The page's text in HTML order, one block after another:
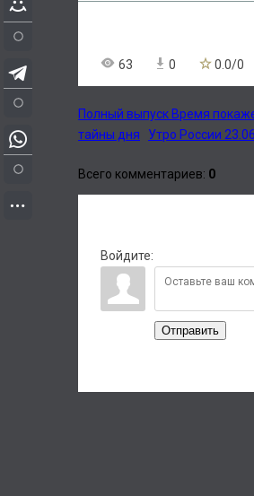
63 0 0.0/0
Полный выпуск Время
тайны дня
Утро России
Всего комментариев: 0
Войдите:
Отправить